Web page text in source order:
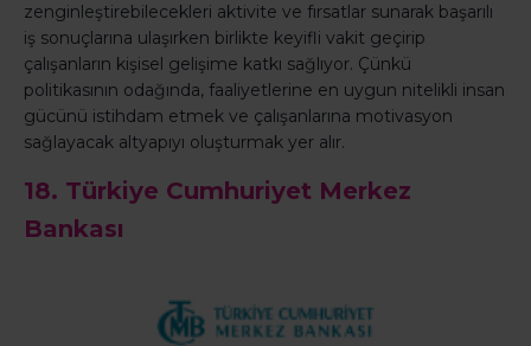
zenginleştirebilecekleri aktivite ve fırsatlar sunarak başarılı
iş sonuçlarına ulaşırken birlikte keyifli vakit geçirip
çalışanların kişisel gelişime katkı sağlıyor. Çünkü
politikasının odağında, faaliyetlerine en uygun nitelikli insan
gücünü istihdam etmek ve çalışanlarına motivasyon
sağlayacak altyapıyı oluşturmak yer alır.
18. Türkiye Cumhuriyet Merkez
Bankası